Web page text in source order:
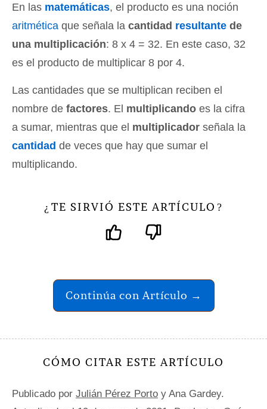
En las matemáticas, el producto es una noción
aritmética que señala la cantidad resultante de
una multiplicación: 8 x 4 = 32. En este caso, 32
es el producto de multiplicar 8 por 4.
Las cantidades que se multiplican reciben el
nombre de factores. El multiplicando es la cifra
a sumar, mientras que el multiplicador señala la
cantidad de veces que hay que sumar el
multiplicando.
¿ TE SIRVIÓ ESTE ARTÍCULO ?
Continúa con Artículo →
CÓMO CITAR ESTE ARTÍCULO
Publicado por Julián Pérez Porto y Ana Gardey.